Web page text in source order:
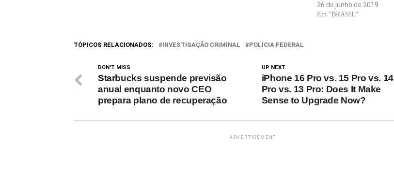
26 de junho de 2019
Em "BRASIL"
TÓPICOS RELACIONADOS: INVESTIGAÇÃO CRIMINAL POLÍCIA FEDERAL
UP NEXT
iPhone 16 Pro vs. 15 Pro vs. 14
Pro vs. 13 Pro: Does It Make
Sense to Upgrade Now?
DON'T MISS
Starbucks suspende previsão
anual enquanto novo CEO
prepara plano de recuperação
ADVERTISEMENT